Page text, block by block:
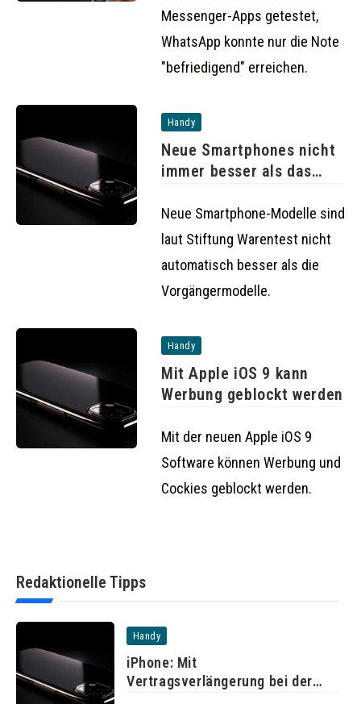
Messenger-Apps getestet,
WhatsApp konnte nur die Note
"befriedigend" erreichen.
Handy
Neue Smartphones nicht
immer besser als das
Neue Smartphone-Modelle sind
laut Stiftung Warentest nicht
automatisch besser als die
Vorgängermodelle.
Handy
Mit Apple iOS 9 kann
Werbung geblockt werden
Mit der neuen Apple iOS 9
Software können Werbung und
Cockies geblockt werden.
Redaktionelle Tipps
Handy
iPhone: Mit
Vertragsverlängerung bei der